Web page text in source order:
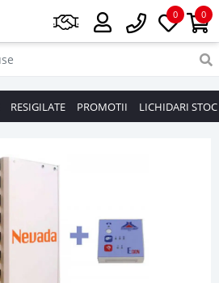
0
0
RESIGILATE PROMOTII LICHIDARI STOC